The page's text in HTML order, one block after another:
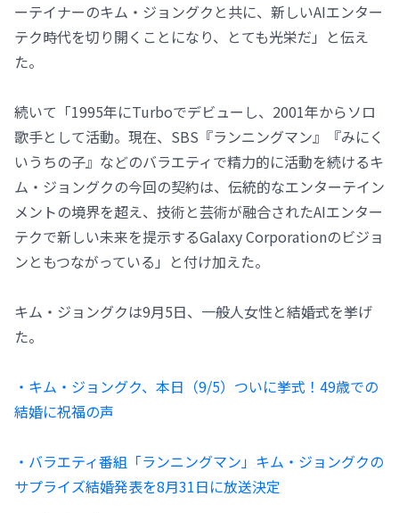
ーテイナーのキム・ジョングクと共に、新しいAIエンター
テク時代を切り開くことになり、とても光栄だ」と伝え
た。
続いて「1995年にTurboでデビューし、2001年からソロ
歌手として活動。現在、SBS『ランニングマン』『みにく
いうちの子』などのバラエティで精力的に活動を続けるキ
ム・ジョングクの今回の契約は、伝統的なエンターテイン
メントの境界を超え、技術と芸術が融合されたAIエンター
テクで新しい未来を提示するGalaxy Corporationのビジョ
ンともつながっている」と付け加えた。
キム・ジョングクは9月5日、一般人女性と結婚式を挙げ
た。
・キム・ジョングク、本日（9/5）ついに挙式！49歳での
結婚に祝福の声
・バラエティ番組「ランニングマン」キム・ジョングクの
サプライズ結婚発表を8月31日に放送決定